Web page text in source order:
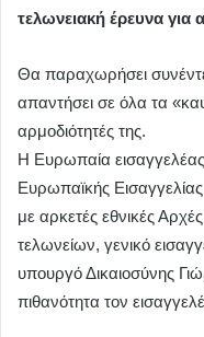
τελωνειακή έρευνα για
Θα παραχωρήσει
απαντήσει σε όλα τα
αρμοδιότητές της.
Η Ευρωπαία
Ευρωπαϊκής
με αρκετές εθνικές
τελωνείων, γενικό
υπουργό Δικαιοσύνης
πιθανότητα τον